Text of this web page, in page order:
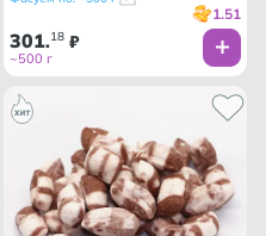
1.51
301.18 ₽
~500 г